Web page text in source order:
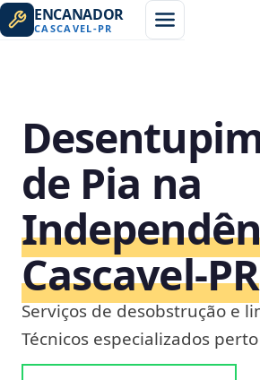
ENCANADOR
CASCAVEL-PR
de Pia na
Cascavel‑PR
Serviços de desobstrução e
Técnicos especializados